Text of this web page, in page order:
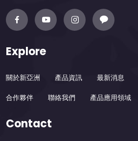
Explore
關於新亞洲 產品資訊 最新消息
合作夥伴 聯絡我們 產品應用領域
Contact